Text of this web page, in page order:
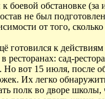
боевой обстановке
не был
от того,
готовился к
сад-
вот 15 июля, после
Их легко
полк во дворе